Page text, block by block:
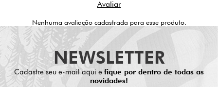
Nenhuma avaliação cadastrada para esse produto.
NEWSLETTER
Cadastre seu e-mail aqui e fique por dentro de todas as
novidades!